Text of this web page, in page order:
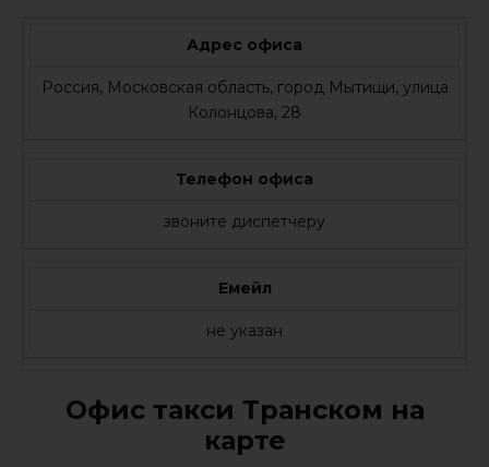
Адрес офиса
Россия, Московская область, город Мытищи, улица
Колонцова, 28
Телефон офиса
звоните диспетчеру
Емейл
не указан
Офис такси Транском на
карте